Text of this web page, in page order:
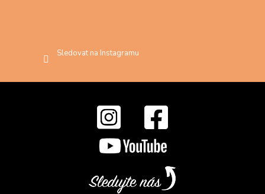
Sledovat na Instagramu